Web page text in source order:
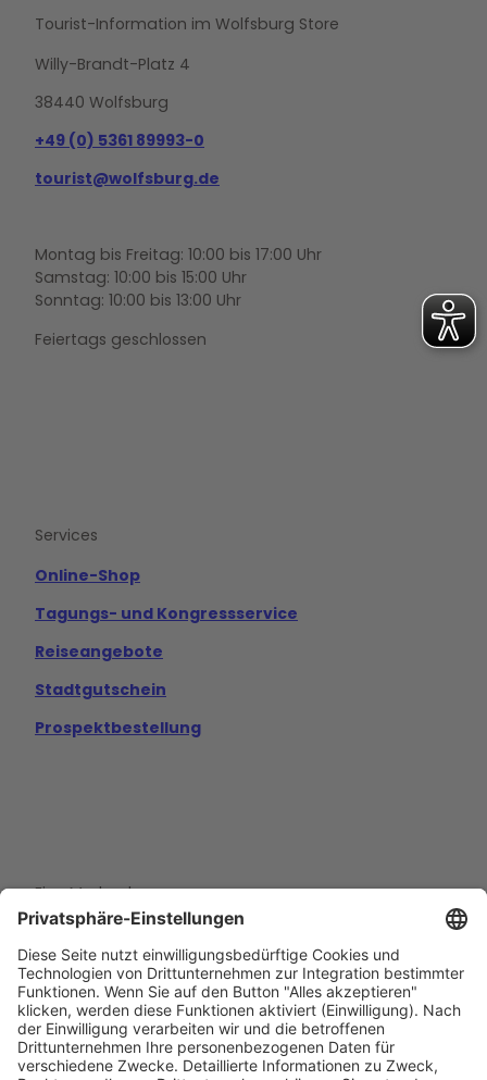
Tourist-Information im Wolfsburg Store
Willy-Brandt-Platz 4
38440 Wolfsburg
+49 (0) 5361 89993-0
tourist@wolfsburg.de
Montag bis Freitag: 10:00 bis 17:00 Uhr
Samstag: 10:00 bis 15:00 Uhr
Sonntag: 10:00 bis 13:00 Uhr
Feiertags geschlossen
o e
m
Services
Online-Shop
Tagungs- und Kongressservice
Reiseangebote
Stadtgutschein
Prospektbestellung
Eine Marke der
Wolfsburg Wirtschaft und Marketing GmbH
Porschestraße 26
38440 Wolfsburg